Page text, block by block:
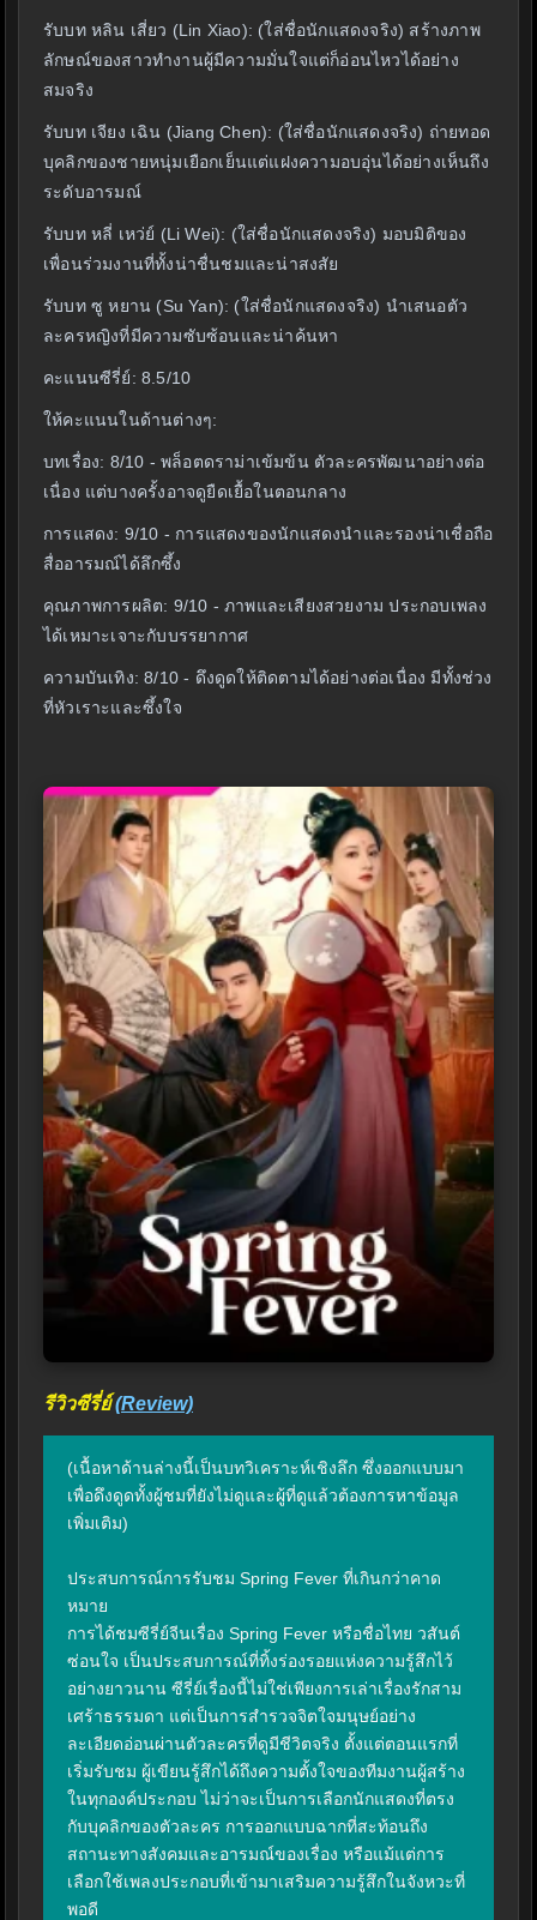
รับบท หลิน เสี่ยว (Lin Xiao): (ใส่ชื่อนักแสดงจริง) สร้างภาพ
ลักษณ์ของสาวทำงานผู้มีความมั่นใจแต่ก็อ่อนไหวได้อย่าง
สมจริง
รับบท เจียง เฉิน (Jiang Chen): (ใส่ชื่อนักแสดงจริง) ถ่ายทอด
บุคลิกของชายหนุ่มเยือกเย็นแต่แฝงความอบอุ่นได้อย่างเห็นถึง
ระดับอารมณ์
รับบท หลี่ เหว่ย์ (Li Wei): (ใส่ชื่อนักแสดงจริง) มอบมิติของ
เพื่อนร่วมงานที่ทั้งน่าชื่นชมและน่าสงสัย
รับบท ซู หยาน (Su Yan): (ใส่ชื่อนักแสดงจริง) นำเสนอตัว
ละครหญิงที่มีความซับซ้อนและน่าค้นหา
คะแนนซีรี่ย์: 8.5/10
ให้คะแนนในด้านต่างๆ:
บทเรื่อง: 8/10 - พล็อตดราม่าเข้มข้น ตัวละครพัฒนาอย่างต่อ
เนื่อง แต่บางครั้งอาจดูยืดเยื้อในตอนกลาง
การแสดง: 9/10 - การแสดงของนักแสดงนำและรองน่าเชื่อถือ
สื่ออารมณ์ได้ลึกซึ้ง
คุณภาพการผลิต: 9/10 - ภาพและเสียงสวยงาม ประกอบเพลง
ได้เหมาะเจาะกับบรรยากาศ
ความบันเทิง: 8/10 - ดึงดูดให้ติดตามได้อย่างต่อเนื่อง มีทั้งช่วง
ที่หัวเราะและซึ้งใจ
รีวิวซีรี่ย์(Review)
(เนื้อหาด้านล่างนี้เป็นบทวิเคราะห์เชิงลึก ซึ่งออกแบบมา
เพื่อดึงดูดทั้งผู้ชมที่ยังไม่ดูและผู้ที่ดูแล้วต้องการหาข้อมูล
เพิ่มเติม)
ประสบการณ์การรับชม Spring Fever ที่เกินกว่าคาด
หมาย
การได้ชมซีรี่ย์จีนเรื่อง Spring Fever หรือชื่อไทย วสันต์
ซ่อนใจ เป็นประสบการณ์ที่ทิ้งร่องรอยแห่งความรู้สึกไว้
อย่างยาวนาน ซีรี่ย์เรื่องนี้ไม่ใช่เพียงการเล่าเรื่องรักสาม
เศร้าธรรมดา แต่เป็นการสำรวจจิตใจมนุษย์อย่าง
ละเอียดอ่อนผ่านตัวละครที่ดูมีชีวิตจริง ตั้งแต่ตอนแรกที่
เริ่มรับชม ผู้เขียนรู้สึกได้ถึงความตั้งใจของทีมงานผู้สร้าง
ในทุกองค์ประกอบ ไม่ว่าจะเป็นการเลือกนักแสดงที่ตรง
กับบุคลิกของตัวละคร การออกแบบฉากที่สะท้อนถึง
สถานะทางสังคมและอารมณ์ของเรื่อง หรือแม้แต่การ
เลือกใช้เพลงประกอบที่เข้ามาเสริมความรู้สึกในจังหวะที่
พอดี